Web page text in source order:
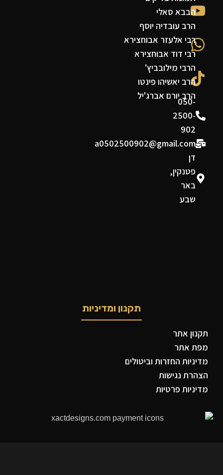
050-
2500-
902
a0502500902@gmail.com
דן
פטנקין,
באר
שבע
הבבא סאלי
הרב עובדיה יוסף
רבי אלעזר אבוחצירא
רבי דוד אבוחצירא
הרבי מילובביץ'
הרב יאשיהו פינטו
הרב יורם אברג'יל
תקנון ומדיניות
תקנון אתר
מפת אתר
מדיניות החזרות וביטולים
הצהרת נגישות
מדיניות פרטיות